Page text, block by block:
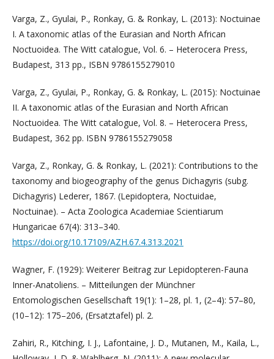
Varga, Z., Gyulai, P., Ronkay, G. & Ronkay, L. (2013): Noctuinae
I. A taxonomic atlas of the Eurasian and North African
Noctuoidea. The Witt catalogue, Vol. 6. – Heterocera Press,
Budapest, 313 pp., ISBN 9786155279010
Varga, Z., Gyulai, P., Ronkay, G. & Ronkay, L. (2015): Noctuinae
II. A taxonomic atlas of the Eurasian and North African
Noctuoidea. The Witt catalogue, Vol. 8. – Heterocera Press,
Budapest, 362 pp. ISBN 9786155279058
Varga, Z., Ronkay, G. & Ronkay, L. (2021): Contributions to the
taxonomy and biogeography of the genus Dichagyris (subg.
Dichagyris) Lederer, 1867. (Lepidoptera, Noctuidae,
Noctuinae). – Acta Zoologica Academiae Scientiarum
Hungaricae 67(4): 313–340.
https://doi.org/10.17109/AZH.67.4.313.2021
Wagner, F. (1929): Weiterer Beitrag zur Lepidopteren-Fauna
Inner-Anatoliens. – Mitteilungen der Münchner
Entomologischen Gesellschaft 19(1): 1–28, pl. 1, (2–4): 57–80,
(10–12): 175–206, (Ersatztafel) pl. 2.
Zahiri, R., Kitching, I. J., Lafontaine, J. D., Mutanen, M., Kaila, L.,